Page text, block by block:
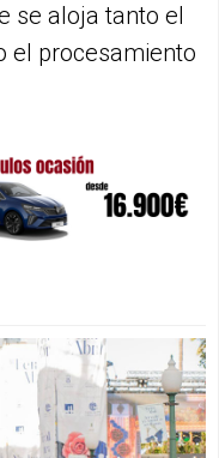
se aloja tanto el
el procesamiento